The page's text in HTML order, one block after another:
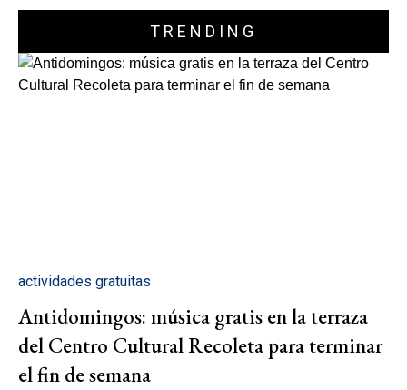
TRENDING
actividades gratuitas
Antidomingos: música gratis en la terraza
del Centro Cultural Recoleta para terminar
el fin de semana